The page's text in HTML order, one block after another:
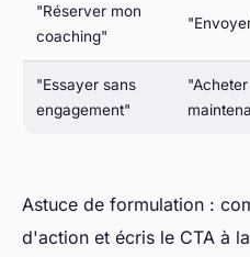
"Réserver mon
coaching"
"Essayer sans
engagement"
"Acheter
Astuce de formulation :
d'action et écris le CTA à